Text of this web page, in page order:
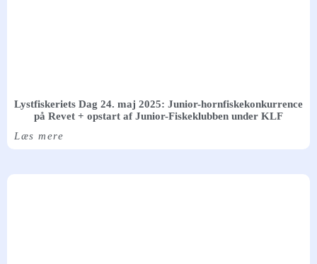
Lystfiskeriets Dag 24. maj 2025: Junior-hornfiskekonkurrence
på Revet + opstart af Junior-Fiskeklubben under KLF
Læs mere